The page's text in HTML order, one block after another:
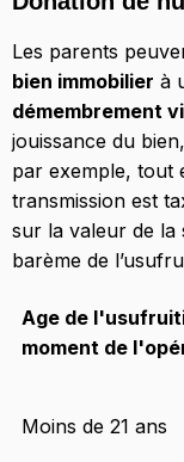
Les parents
bien immobilier à
démembrement
jouissance du
par exemple, tout
transmission est
sur la valeur de
barème de
Age de
moment de
Moins de 21 ans